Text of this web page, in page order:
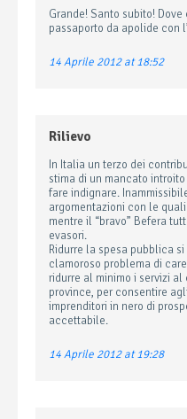
Grande! Santo subito! Dove
passaporto da apolide con
14 Aprile 2012 at 18:52
Rilievo
In Italia un terzo dei
stima di un mancato
fare indignare.
argomentazioni con le
mentre il “bravo” Befera
evasori.
Ridurre la spesa pubblica
clamoroso problema di
ridurre al minimo i servizi
province, per consentire
imprenditori in nero di
accettabile.
14 Aprile 2012 at 19:28